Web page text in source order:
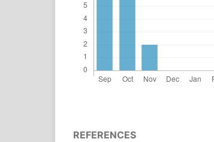
REFERENCES